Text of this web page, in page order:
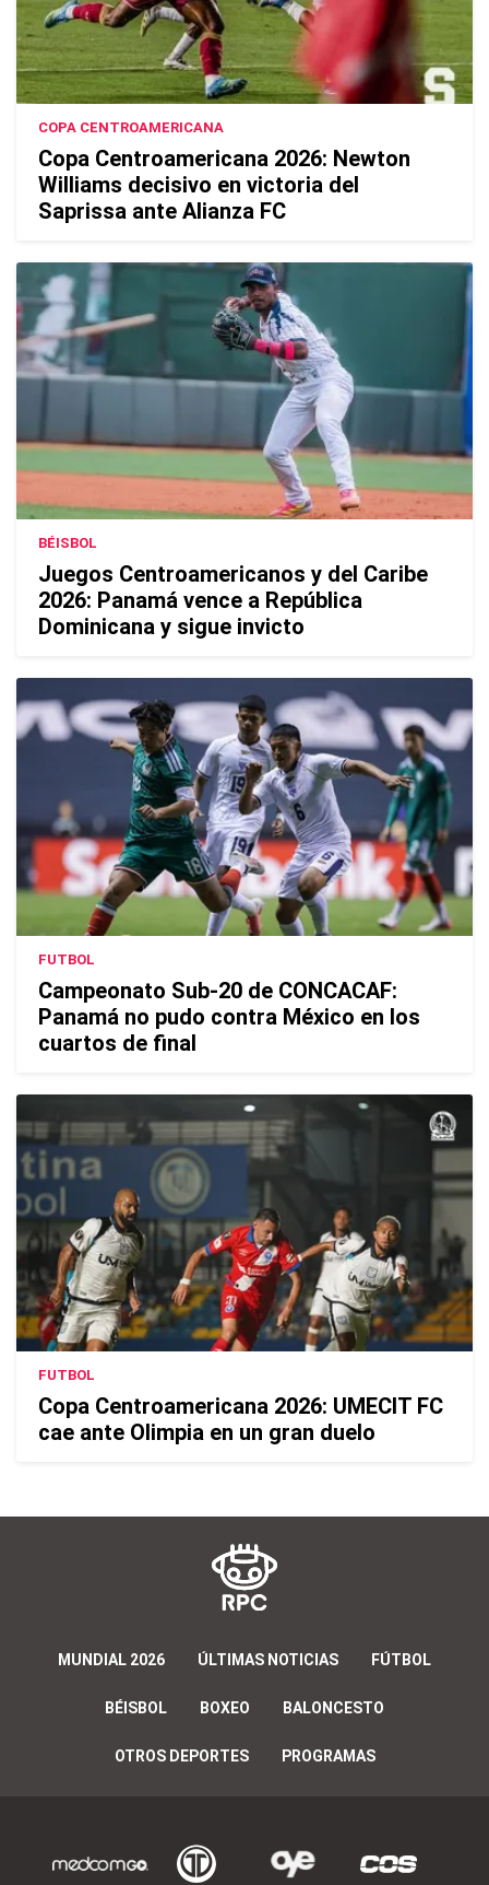
COPA CENTROAMERICANA
Copa Centroamericana 2026: Newton
Williams decisivo en victoria del
Saprissa ante Alianza FC
BÉISBOL
Juegos Centroamericanos y del Caribe
2026: Panamá vence a República
Dominicana y sigue invicto
FUTBOL
Campeonato Sub-20 de CONCACAF:
Panamá no pudo contra México en los
cuartos de final
FUTBOL
Copa Centroamericana 2026: UMECIT FC
cae ante Olimpia en un gran duelo
MUNDIAL 2026 ÚLTIMAS NOTICIAS FÚTBOL
BÉISBOL BOXEO BALONCESTO
OTROS DEPORTES PROGRAMAS